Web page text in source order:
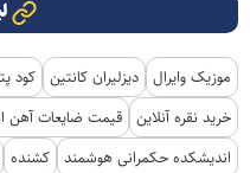
موزیک وایرال دیزلیران کانتین کود
خرید نقره آنلاین قیمت ضایعات آهن
اندیشکده حکمرانی هوشمند کشنده